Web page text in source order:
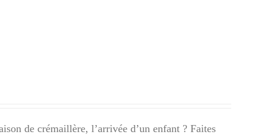
de crémaillère, l’arrivée d’un enfant ? Faites